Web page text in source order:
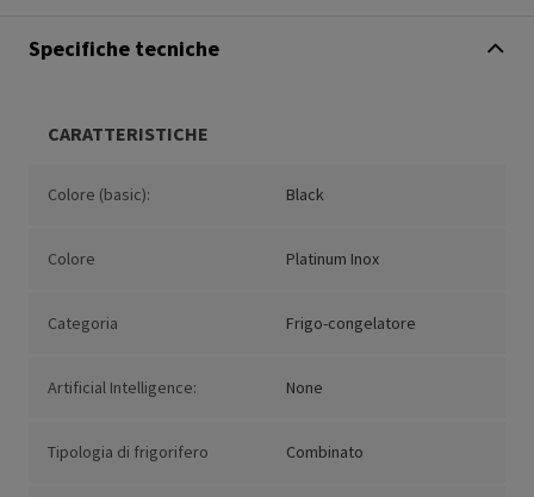
Specifiche tecniche
CARATTERISTICHE
Colore (basic): Black
Colore Platinum Inox
Categoria Frigo-congelatore
Artificial Intelligence: None
Tipologia di frigorifero Combinato